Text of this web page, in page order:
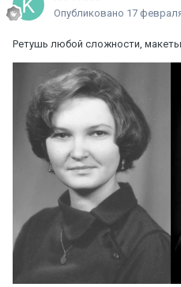
Опубликовано 17
Ретушь любой сложности,